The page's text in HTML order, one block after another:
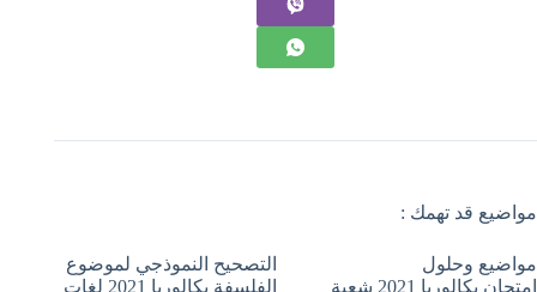
مواضيع قد تهمك :
مواضيع وحلول
إمتحان بكالوريا 2021 شعبة
التصحيح النموذجي لموضوع
الفلسفة بكالوريا 2021 لغات